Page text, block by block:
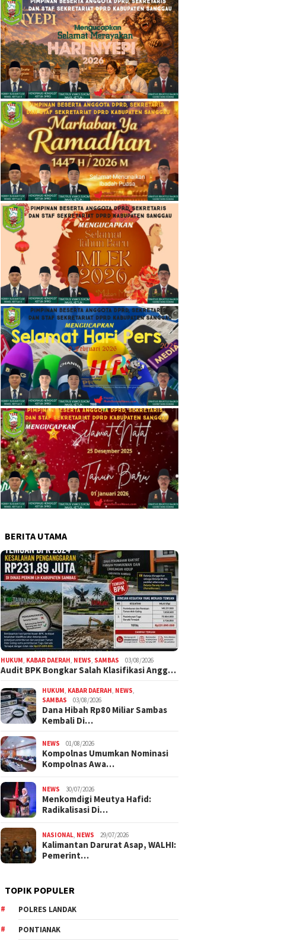
BERITA UTAMA
HUKUM KABAR DAERAH NEWS SAMBAS 03/08/2026
Audit BPK Bongkar Salah Klasifikasi Angg…
HUKUM KABAR DAERAH NEWS
SAMBAS
03/08/2026
Dana Hibah Rp80 Miliar Sambas
Kembali Di…
NEWS 01/08/2026
Kompolnas Umumkan Nominasi
Kompolnas Awa…
NEWS 30/07/2026
Menkomdigi Meutya Hafid:
Radikalisasi Di…
NASIONAL NEWS 29/07/2026
Kalimantan Darurat Asap, WALHI:
Pemerint…
TOPIK POPULER
POLRES LANDAK
PONTIANAK